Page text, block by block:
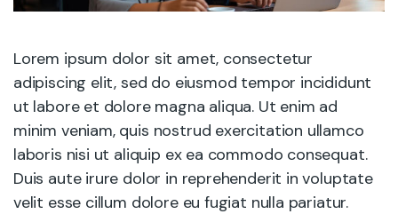
Lorem ipsum dolor sit amet, consectetur
adipiscing elit, sed do eiusmod tempor incididunt
ut labore et dolore magna aliqua. Ut enim ad
minim veniam, quis nostrud exercitation ullamco
laboris nisi ut aliquip ex ea commodo consequat.
Duis aute irure dolor in reprehenderit in voluptate
velit esse cillum dolore eu fugiat nulla pariatur.